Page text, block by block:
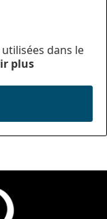
dans le
plus